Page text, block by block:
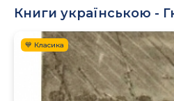
Книги українською -
💙 Класика